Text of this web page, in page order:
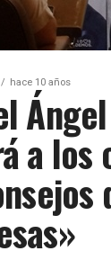
hace 10 años
a